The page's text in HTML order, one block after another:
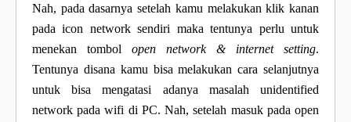
Nah, pada dasarnya setelah kamu melakukan klik kanan
pada icon network sendiri maka tentunya perlu untuk
menekan tombol open network & internet setting.
Tentunya disana kamu bisa melakukan cara selanjutnya
untuk bisa mengatasi adanya masalah unidentified
network pada wifi di PC. Nah, setelah masuk pada open